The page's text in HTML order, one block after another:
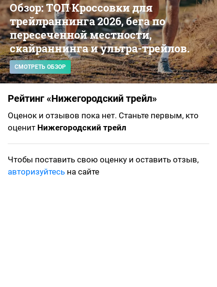
Обзор: ТОП Кроссовки для
трейлраннинга 2026, бега по
пересеченной местности,
скайраннинга и ультра-трейлов.
СМОТРЕТЬ ОБЗОР
Рейтинг «Нижегородский трейл»
Оценок и отзывов пока нет. Станьте первым, кто
оценит Нижегородский трейл
Чтобы поставить свою оценку и оставить отзыв,
авторизуйтесь на сайте